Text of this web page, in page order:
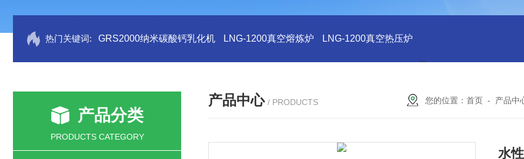
热门关键词: GRS2000纳米碳酸钙乳化机 LNG-1200真空熔炼炉 LNG-1200真空热压炉
产品分类
PRODUCTS CATEGORY
产品中心 / PRODUCTS 您的位置：首页 - 产品中
水